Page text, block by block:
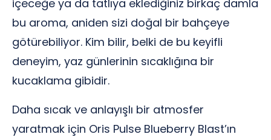
içeceğe ya da tatlıya eklediğiniz birkaç damla
bu aroma, aniden sizi doğal bir bahçeye
götürebiliyor. Kim bilir, belki de bu keyifli
deneyim, yaz günlerinin sıcaklığına bir
kucaklama gibidir.
Daha sıcak ve anlayışlı bir atmosfer
yaratmak için Oris Pulse Blueberry Blast’ın